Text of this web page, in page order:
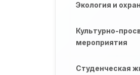
Экология и
Культурно-
мероприятия
Студенческая